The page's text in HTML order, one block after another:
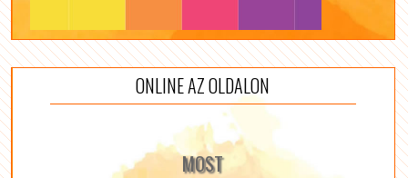
ONLINE AZ OLDALON
MOST